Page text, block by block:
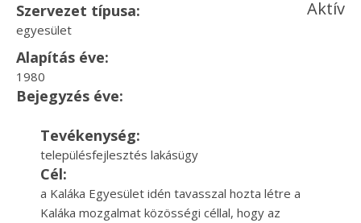
Szervezet típusa:
egyesület
Aktív
Alapítás éve:
1980
Bejegyzés éve:
Tevékenység:
településfejlesztés lakásügy
Cél:
a Kaláka Egyesület idén tavasszal hozta létre a
Kaláka mozgalmat közösségi céllal, hogy az